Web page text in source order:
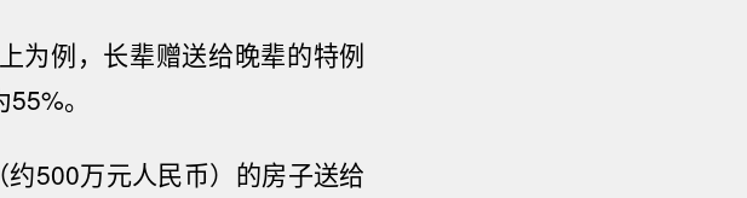
为例，长辈赠送给晚辈的特例
55%。
约500万元人民币）的房子送给